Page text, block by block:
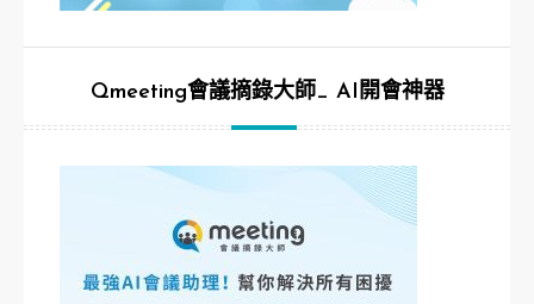
Qmeeting會議摘錄大師_ AI開會神器